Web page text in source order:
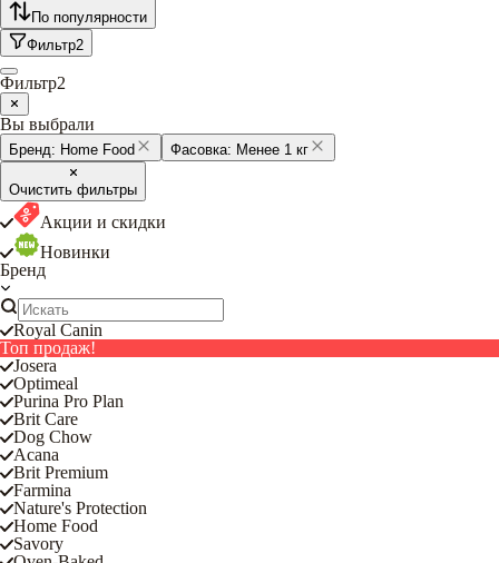
По популярности
Фильтр2
Фильтр2
Вы выбрали
Бренд: Home Food Фасовка: Менее 1 кг
Очистить фильтры
Акции и скидки
Новинки
Бренд
Royal Canin
Топ продаж!
Josera
Optimeal
Purina Pro Plan
Brit Care
Dog Chow
Acana
Brit Premium
Farmina
Nature's Protection
Home Food
Savory